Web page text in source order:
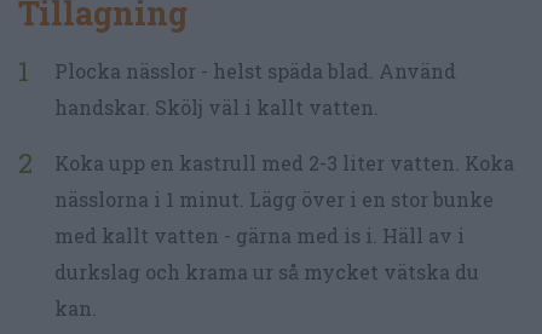
Tillagning
Plocka nässlor - helst späda blad. Använd
handskar. Skölj väl i kallt vatten.
Koka upp en kastrull med 2-3 liter vatten. Koka
nässlorna i 1 minut. Lägg över i en stor bunke
med kallt vatten - gärna med is i. Häll av i
durkslag och krama ur så mycket vätska du
kan.